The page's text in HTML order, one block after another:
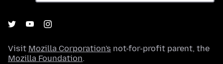
Visit Mozilla Corporation's not-for-profit parent, the
Mozilla Foundation.